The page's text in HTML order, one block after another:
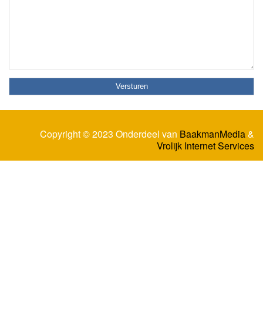
Copyright © 2023 Onderdeel van BaakmanMedia&
Vrolijk Internet Services